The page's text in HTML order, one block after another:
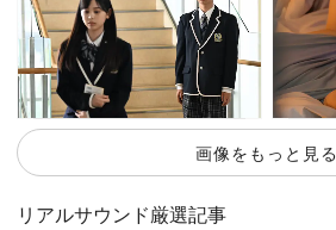
画像をもっと見る
リアルサウンド厳選記事